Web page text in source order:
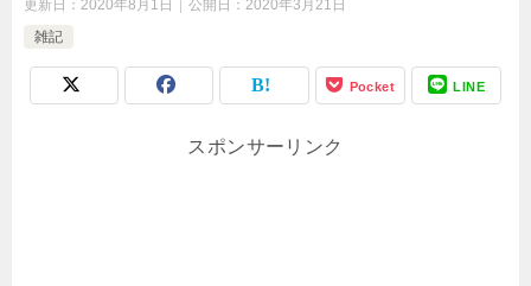
更新日： 2020年8月1日 公開日： 2020年3月21日
雑記
Pocket LINE
スポンサーリンク